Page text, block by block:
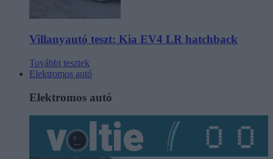
Villanyautó teszt: Kia EV4 LR hatchback
További tesztek
Elektromos autó
Elektromos autó